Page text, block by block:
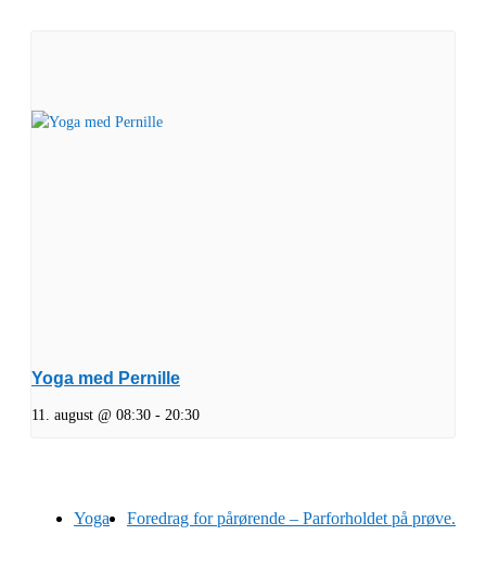
Yoga med Pernille
11. august @ 08:30 - 20:30
Yoga Foredrag for pårørende – Parforholdet på prøve.